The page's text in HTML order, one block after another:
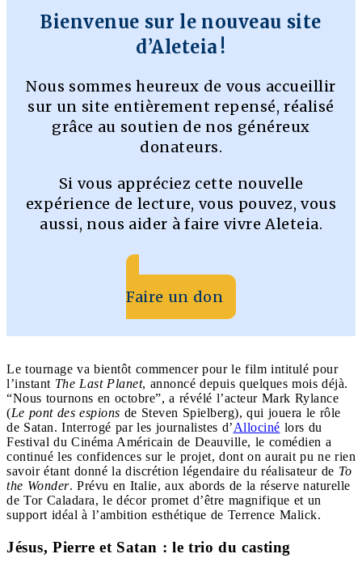
Bienvenue sur le nouveau site
d’Aleteia !
Nous sommes heureux de vous accueillir
sur un site entièrement repensé, réalisé
grâce au soutien de nos généreux
donateurs.
Si vous appréciez cette nouvelle
expérience de lecture, vous pouvez, vous
aussi, nous aider à faire vivre Aleteia.
Faire un don
Le tournage va bientôt commencer pour le film intitulé pour
l’instant The Last Planet, annoncé depuis quelques mois déjà.
“Nous tournons en octobre”, a révélé l’acteur Mark Rylance
(Le pont des espions de Steven Spielberg), qui jouera le rôle
de Satan. Interrogé par les journalistes d’Allociné lors du
Festival du Cinéma Américain de Deauville, le comédien a
continué les confidences sur le projet, dont on aurait pu ne rien
savoir étant donné la discrétion légendaire du réalisateur de To
the Wonder. Prévu en Italie, aux abords de la réserve naturelle
de Tor Caladara, le décor promet d’être magnifique et un
support idéal à l’ambition esthétique de Terrence Malick.
Jésus, Pierre et Satan : le trio du casting